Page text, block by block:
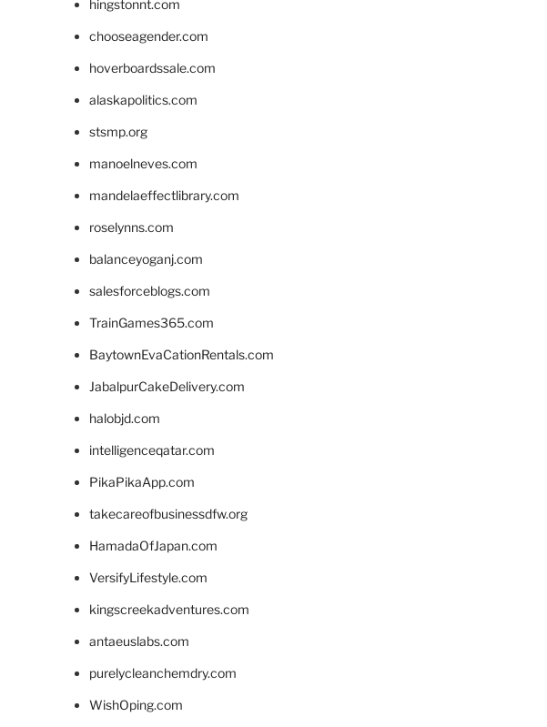
hingstonnt.com
chooseagender.com
hoverboardssale.com
alaskapolitics.com
stsmp.org
manoelneves.com
mandelaeffectlibrary.com
roselynns.com
balanceyoganj.com
salesforceblogs.com
TrainGames365.com
BaytownEvaCationRentals.com
JabalpurCakeDelivery.com
halobjd.com
intelligenceqatar.com
PikaPikaApp.com
takecareofbusinessdfw.org
HamadaOfJapan.com
VersifyLifestyle.com
kingscreekadventures.com
antaeuslabs.com
purelycleanchemdry.com
WishOping.com